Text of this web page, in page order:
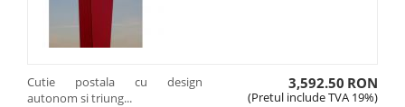
Cutie postala cu design
autonom si triung...
3,592.50 RON
(Pretul include TVA 19%)